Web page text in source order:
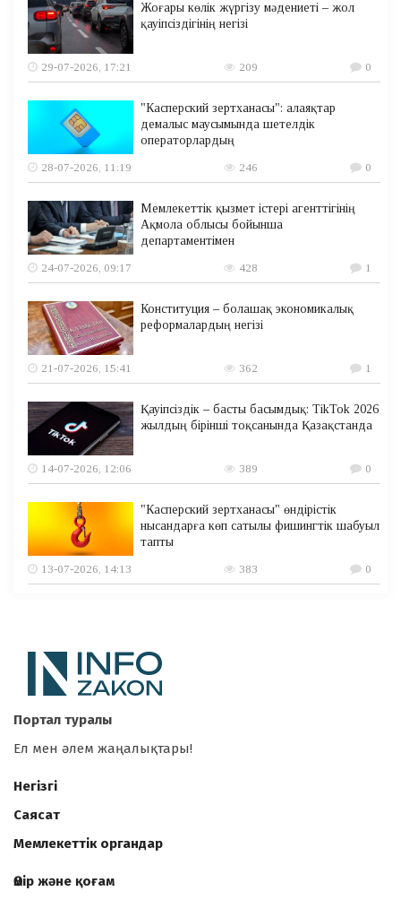
Жоғары көлік жүргізу мәдениеті – жол
қауіпсіздігінің негізі
29-07-2026, 17:21 209 0
"Касперский зертханасы": алаяқтар
демалыс маусымында шетелдік
операторлардың
28-07-2026, 11:19
246 0
Мемлекеттік қызмет істері агенттігінің
Ақмола облысы бойынша
департаментімен
24-07-2026, 09:17
428 1
Конституция – болашақ экономикалық
реформалардың негізі
21-07-2026, 15:41 362 1
Қауіпсіздік – басты басымдық: TikTok 2026
жылдың бірінші тоқсанында Қазақстанда
14-07-2026, 12:06 389 0
"Касперский зертханасы" өндірістік
нысандарға көп сатылы фишингтік шабуыл
тапты
13-07-2026, 14:13
383 0
Портал туралы
Ел мен әлем жаңалықтары!
Негізгі
Саясат
Мемлекеттік органдар
Өмір және қоғам